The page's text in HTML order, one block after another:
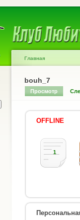
Главная
bouh_7
Просмотр
OFFLINE
1